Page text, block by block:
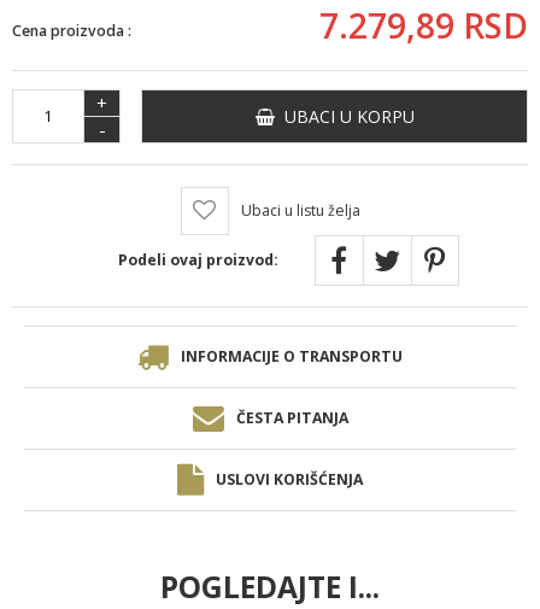
Cena proizvoda : 7.279,89 RSD
+
-
UBACI U KORPU
Ubaci u listu želja
Podeli ovaj proizvod:
INFORMACIJE O TRANSPORTU
ČESTA PITANJA
USLOVI KORIŠĆENJA
POGLEDAJTE I...